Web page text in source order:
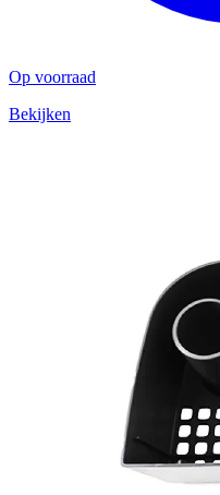
Op voorraad
Bekijken